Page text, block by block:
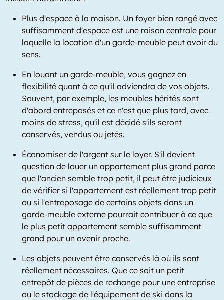
Plus d'espace à la maison. Un foyer bien rangé avec
suffisamment d'espace est une raison centrale pour
laquelle la location d'un garde-meuble peut avoir du
sens.
En louant un garde-meuble, vous gagnez en
flexibilité quant à ce qu'il adviendra de vos objets.
Souvent, par exemple, les meubles hérités sont
d'abord entreposés et ce n'est que plus tard, avec
moins de stress, qu'il est décidé s'ils seront
conservés, vendus ou jetés.
Économiser de l'argent sur le loyer. S'il devient
question de louer un appartement plus grand parce
que l'ancien semble trop petit, il peut être judicieux
de vérifier si l'appartement est réellement trop petit
ou si l'entreposage de certains objets dans un
garde-meuble externe pourrait contribuer à ce que
le plus petit appartement semble suffisamment
grand pour un avenir proche.
Les objets peuvent être conservés là où ils sont
réellement nécessaires. Que ce soit un petit
entrepôt de pièces de rechange pour une entreprise
ou le stockage de l'équipement de ski dans la